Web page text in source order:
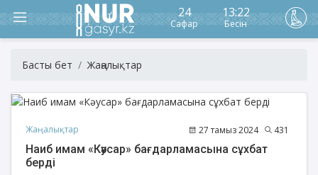
24
Сафар
13:22
Бесін
Басты бет Жаңалықтар
Жаңалықтар 27 тамыз 2024 431
Наиб имам «Кәусар» бағдарламасына сұхбат
берді